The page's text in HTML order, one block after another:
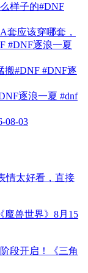
样子的#DNF
套应该穿哪套，
#DNF逐浪一夏
搬#DNF #DNF逐
逐浪一夏 #dnf
08-03
情太好看，直接
魔兽世界》8月15
段开启！《三角